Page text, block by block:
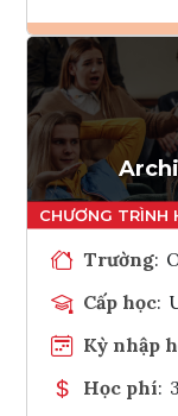
Trường:
Cấp học:
Kỳ nhập
Học phí: